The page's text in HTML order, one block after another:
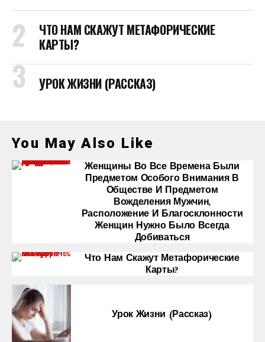
ЧТО НАМ СКАЖУТ МЕТАФОРИЧЕСКИЕ
КАРТЫ?
УРОК ЖИЗНИ (РАССКАЗ)
You May Also Like
Женщины Во Все Времена Были
Предметом Особого Внимания В
Обществе И Предметом
Вожделения Мужчин,
Расположение И Благосклонности
Женщин Нужно Было Всегда
Добиваться
Что Нам Скажут Метафорические
Карты?
Урок Жизни (рассказ)